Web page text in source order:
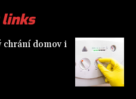
chrání domov i